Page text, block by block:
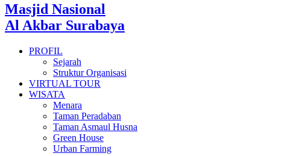
Masjid Nasional
Al Akbar Surabaya
PROFIL
Sejarah
Struktur Organisasi
VIRTUAL TOUR
WISATA
Menara
Taman Peradaban
Taman Asmaul Husna
Green House
Urban Farming